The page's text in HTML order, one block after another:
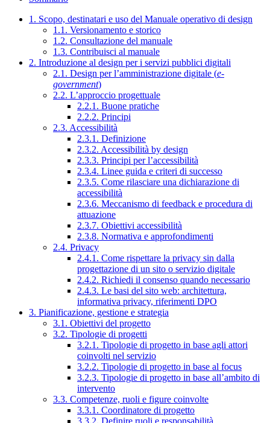
1. Scopo, destinatari e uso del Manuale operativo di design
1.1. Versionamento e storico
1.2. Consultazione del manuale
1.3. Contribuisci al manuale
2. Introduzione al design per i servizi pubblici digitali
2.1. Design per l’amministrazione digitale (e-
government)
2.2. L’approccio progettuale
2.2.1. Buone pratiche
2.2.2. Principi
2.3. Accessibilità
2.3.1. Definizione
2.3.2. Accessibilità by design
2.3.3. Principi per l’accessibilità
2.3.4. Linee guida e criteri di successo
2.3.5. Come rilasciare una dichiarazione di
accessibilità
2.3.6. Meccanismo di feedback e procedura di
attuazione
2.3.7. Obiettivi accessibilità
2.3.8. Normativa e approfondimenti
2.4. Privacy
2.4.1. Come rispettare la privacy sin dalla
progettazione di un sito o servizio digitale
2.4.2. Richiedi il consenso quando necessario
2.4.3. Le basi del sito web: architettura,
informativa privacy, riferimenti DPO
3. Pianificazione, gestione e strategia
3.1. Obiettivi del progetto
3.2. Tipologie di progetti
3.2.1. Tipologie di progetto in base agli attori
coinvolti nel servizio
3.2.2. Tipologie di progetto in base al focus
3.2.3. Tipologie di progetto in base all’ambito di
intervento
3.3. Competenze, ruoli e figure coinvolte
3.3.1. Coordinatore di progetto
3.3.2. Definire ruoli e responsabilità